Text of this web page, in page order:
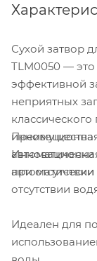
Сухой затвор
TLM0050 —
эффективной
неприятных
классического
при
Преимущества
отсутствии
Идеален для